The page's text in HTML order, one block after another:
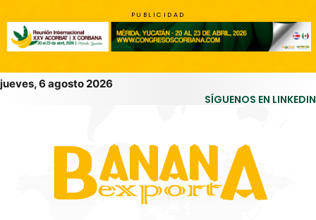
PUBLICIDAD
jueves, 6 agosto 2026
SÍGUENOS EN LINKEDIN